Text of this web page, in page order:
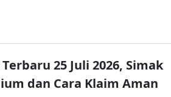
25 Juli 2026, Simak
dan Cara Klaim Aman